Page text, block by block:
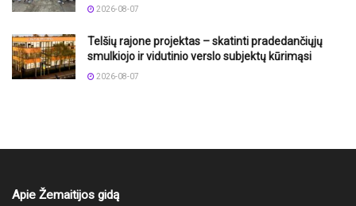
2026-08-07
Telšių rajone projektas – skatinti pradedančiųjų
smulkiojo ir vidutinio verslo subjektų kūrimąsi
2026-08-07
Apie Žemaitijos gidą